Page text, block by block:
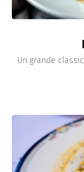
Un grande